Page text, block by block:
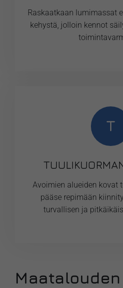
Raskaatkaan lumimassat
kehystä, jolloin kennot
T
Avoimien alueiden kovat
pääse repimään
turvallisen ja
Maatalouden